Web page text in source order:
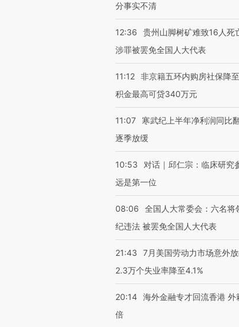
分事实不清
12:36
贵州山脚树矿难致16人死
涉罪被罢免全国人大代表
11:12 非京籍五环内购房社保降
积金最高可贷340万元
11:07
寒武纪上半年净利润同比
逐季放缓
10:53
对话｜邱仁宗：临床研究
远是第一位
08:06
全国人大常委会：六名将
纪违法 被罢免全国人大代表
21:43
7月美国劳动力市场意外
2.3万个失业率降至4.1%
20:14 海外金融专才回流香港 外
倍